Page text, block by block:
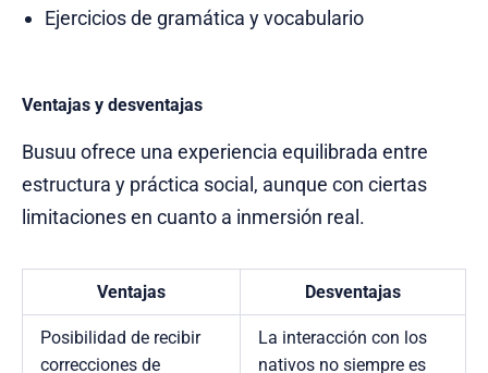
Ejercicios de gramática y vocabulario
Ventajas y desventajas
Busuu ofrece una experiencia equilibrada entre
estructura y práctica social, aunque con ciertas
limitaciones en cuanto a inmersión real.
Ventajas Desventajas
Posibilidad de recibir
correcciones de
La interacción con los
nativos no siempre es